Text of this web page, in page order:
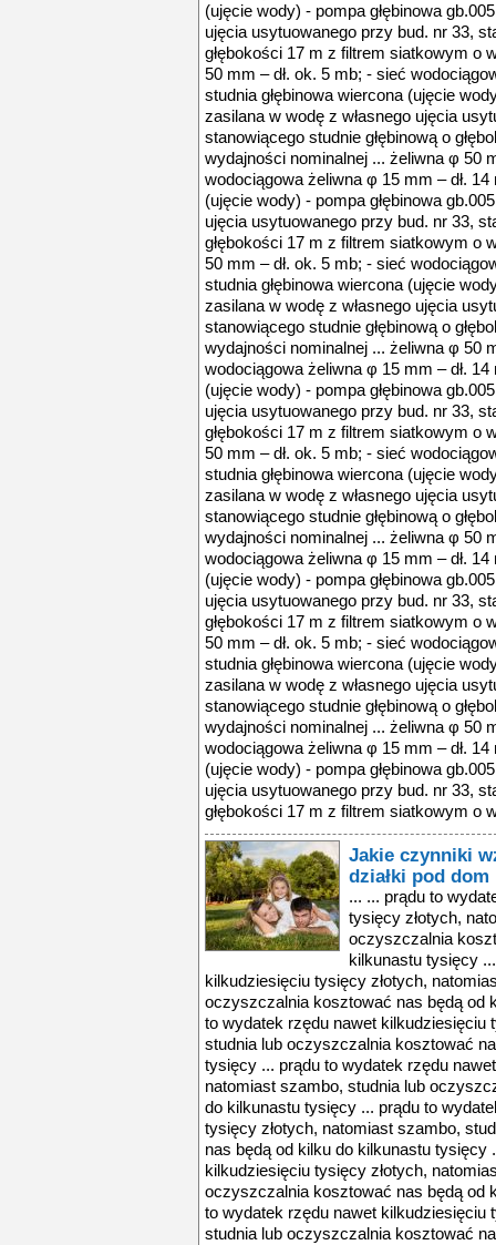
(ujęcie wody) - pompa głębinowa
ujęcia usytuowanego przy bud. nr 33,
głębokości 17 m z filtrem siatkowym o
50 mm – dł. ok. 5 mb; - sieć
studnia głębinowa wiercona (ujęcie
zasilana w wodę z własnego ujęcia
stanowiącego studnie głębinową o
wydajności nominalnej ... żeliwna φ 50
wodociągowa żeliwna φ 15 mm – dł.
(ujęcie wody) - pompa głębinowa
ujęcia usytuowanego przy bud. nr 33,
głębokości 17 m z filtrem siatkowym o
50 mm – dł. ok. 5 mb; - sieć
studnia głębinowa wiercona (ujęcie
zasilana w wodę z własnego ujęcia
stanowiącego studnie głębinową o
wydajności nominalnej ... żeliwna φ 50
wodociągowa żeliwna φ 15 mm – dł.
(ujęcie wody) - pompa głębinowa
ujęcia usytuowanego przy bud. nr 33,
głębokości 17 m z filtrem siatkowym o
50 mm – dł. ok. 5 mb; - sieć
studnia głębinowa wiercona (ujęcie
zasilana w wodę z własnego ujęcia
stanowiącego studnie głębinową o
wydajności nominalnej ... żeliwna φ 50
wodociągowa żeliwna φ 15 mm – dł.
(ujęcie wody) - pompa głębinowa
ujęcia usytuowanego przy bud. nr 33,
głębokości 17 m z filtrem siatkowym o
50 mm – dł. ok. 5 mb; - sieć
studnia głębinowa wiercona (ujęcie
zasilana w wodę z własnego ujęcia
stanowiącego studnie głębinową o
wydajności nominalnej ... żeliwna φ 50
wodociągowa żeliwna φ 15 mm – dł.
(ujęcie wody) - pompa głębinowa
ujęcia usytuowanego przy bud. nr 33,
głębokości 17 m z filtrem siatkowym o
Jakie czynniki
działki pod dom
... ... prądu to
tysięcy złotych,
oczyszczalnia
kilkunastu tysięcy
kilkudziesięciu tysięcy złotych,
oczyszczalnia kosztować nas będą od
to wydatek rzędu nawet kilkudziesięciu
studnia lub oczyszczalnia kosztować
tysięcy ... prądu to wydatek rzędu
natomiast szambo, studnia lub
do kilkunastu tysięcy ... prądu to
tysięcy złotych, natomiast szambo,
nas będą od kilku do kilkunastu tysięcy
kilkudziesięciu tysięcy złotych,
oczyszczalnia kosztować nas będą od
to wydatek rzędu nawet kilkudziesięciu
studnia lub oczyszczalnia kosztować